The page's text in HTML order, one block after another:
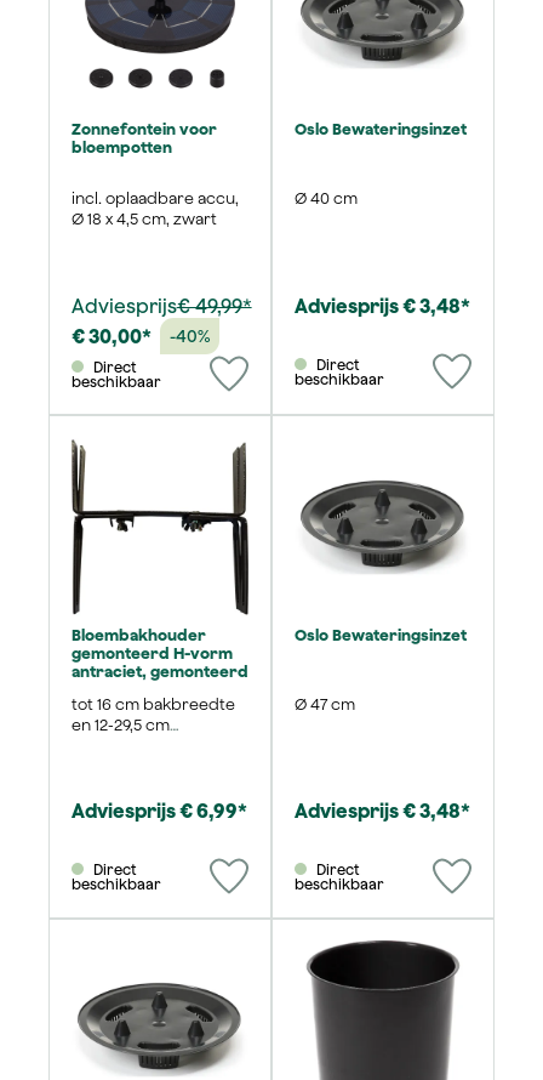
Zonnefontein voor
bloempotten
incl. oplaadbare accu,
Ø 18 x 4,5 cm, zwart
Adviesprijs€ 49,99*
€ 30,00*
-40%
beschikbaar
Oslo Bewateringsinzet
Ø 40 cm
Adviesprijs € 3,48*
beschikbaar
Bloembakhouder
gemonteerd H-vorm
antraciet, gemonteerd
tot 16 cm bakbreedte
en 12-29,5 cm
Adviesprijs € 6,99*
beschikbaar
Oslo Bewateringsinzet
Ø 47 cm
Adviesprijs € 3,48*
beschikbaar